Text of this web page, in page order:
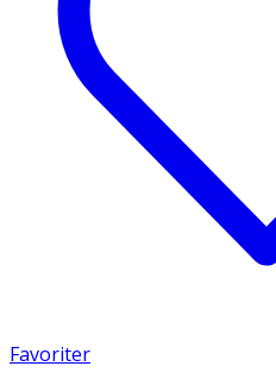
Favoriter